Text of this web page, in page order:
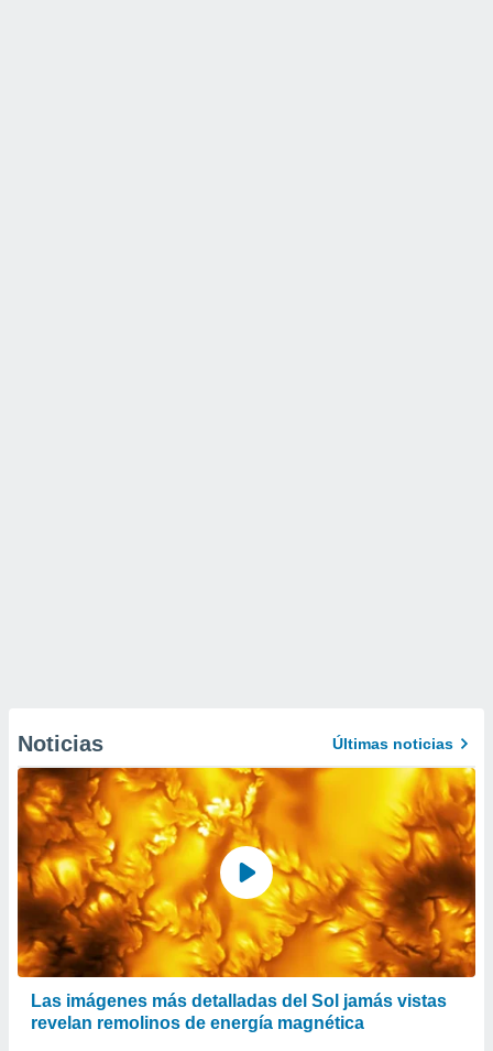
Noticias Últimas noticias
Las imágenes más detalladas del Sol jamás vistas
revelan remolinos de energía magnética